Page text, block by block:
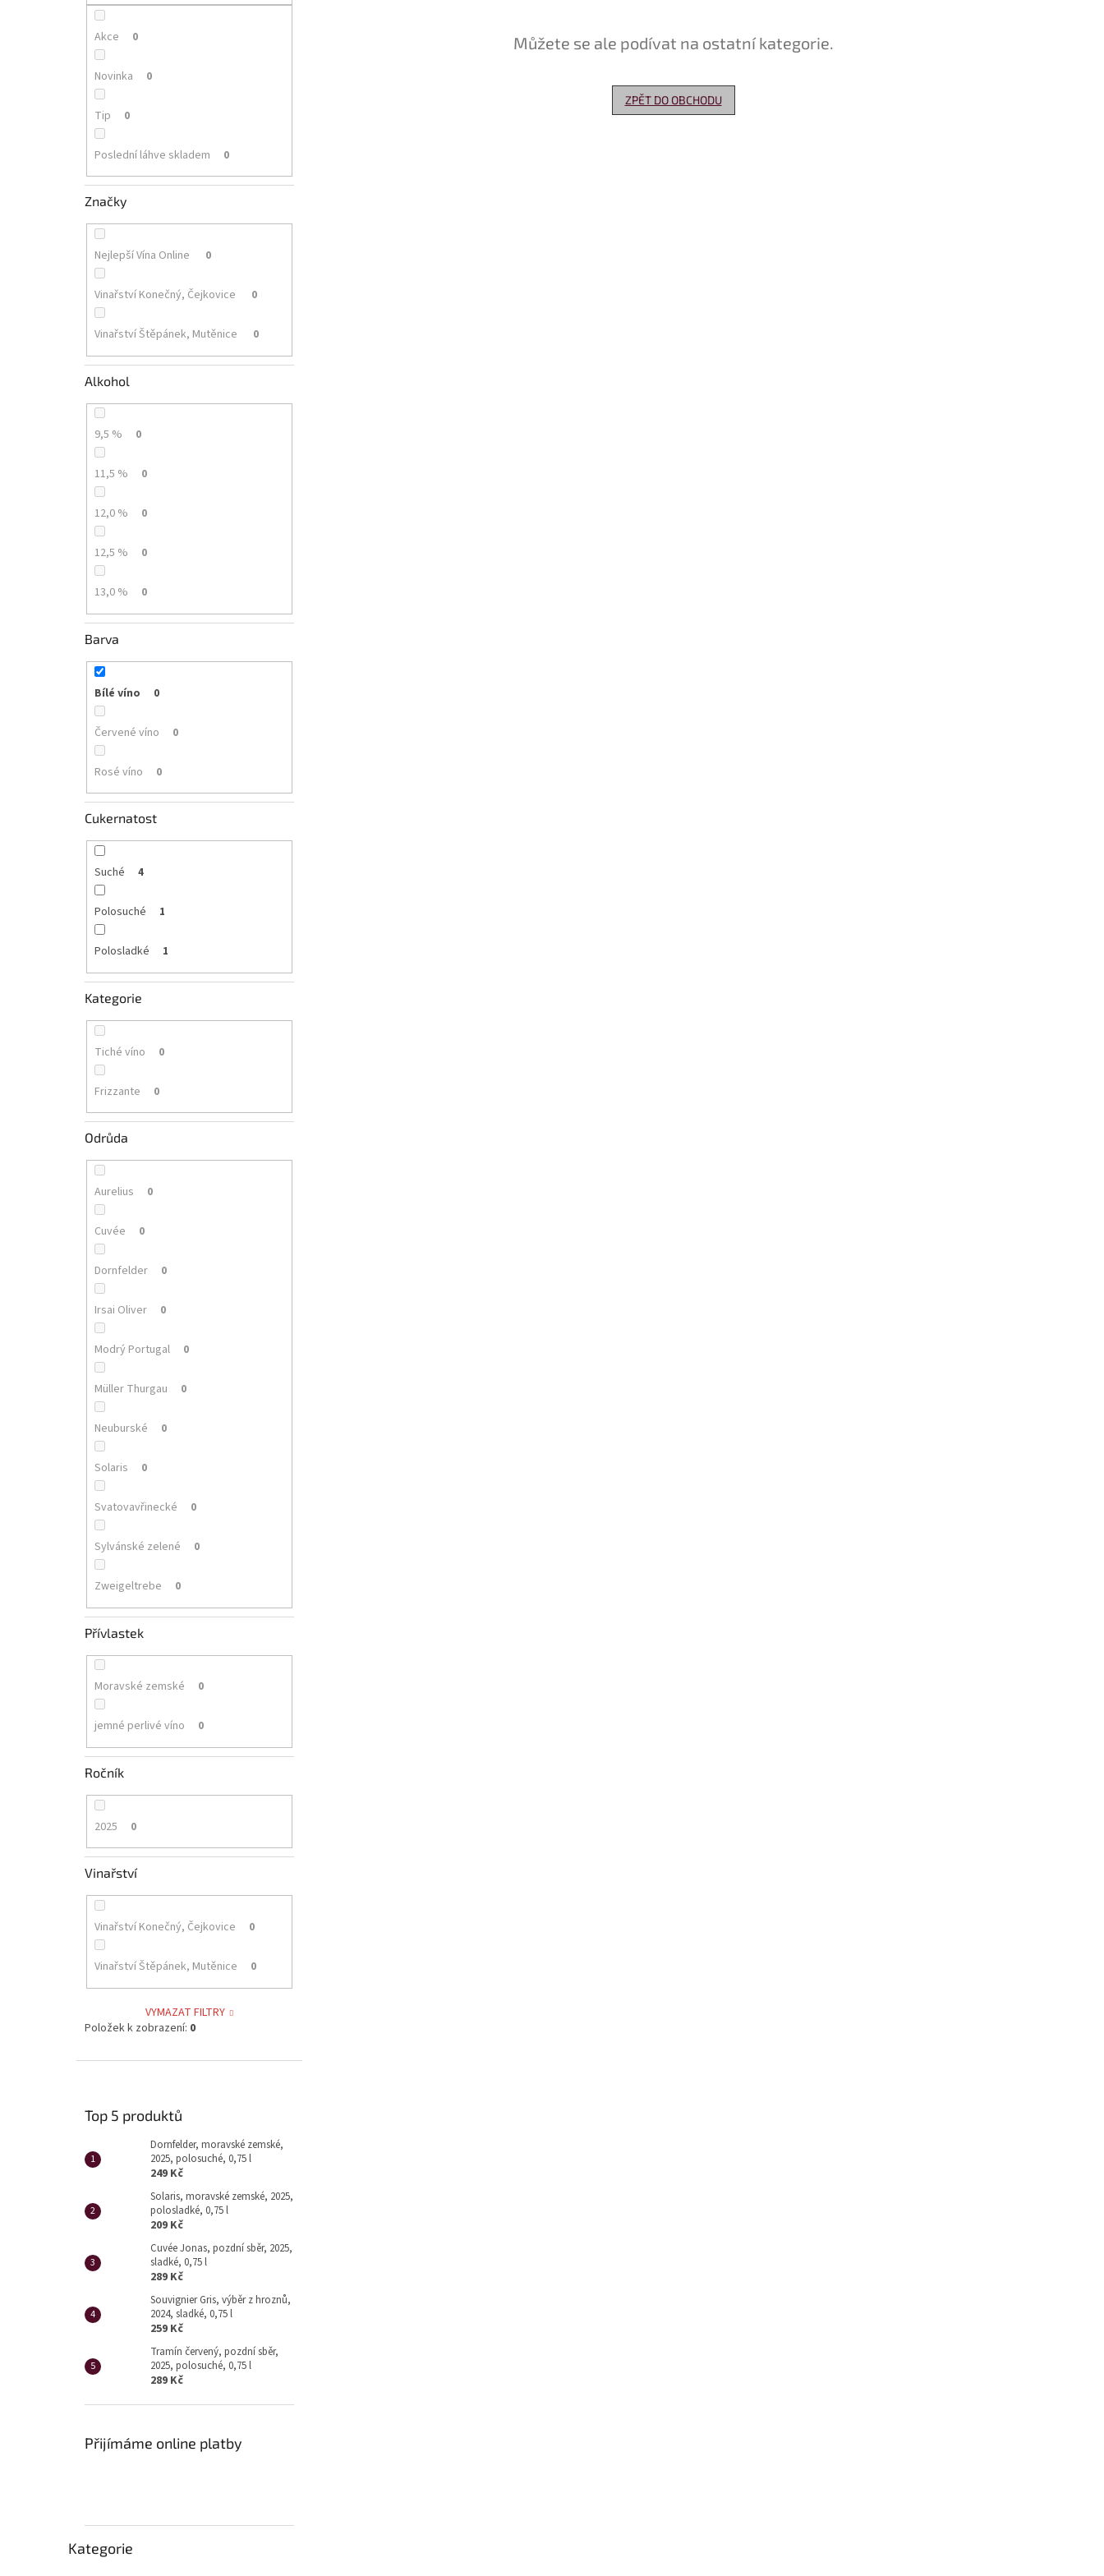
Akce 0
Novinka 0
Tip 0
Poslední láhve skladem 0
Značky
Nejlepší Vína Online 0
Vinařství Konečný, Čejkovice 0
Vinařství Štěpánek, Mutěnice 0
Alkohol
9,5 % 0
11,5 % 0
12,0 % 0
12,5 % 0
13,0 % 0
Barva
Bílé víno 0
Červené víno 0
Rosé víno 0
Cukernatost
Suché 4
Polosuché 1
Polosladké 1
Kategorie
Tiché víno 0
Frizzante 0
Odrůda
Aurelius 0
Cuvée 0
Dornfelder 0
Irsai Oliver 0
Modrý Portugal 0
Müller Thurgau 0
Neuburské 0
Solaris 0
Svatovavřinecké 0
Sylvánské zelené 0
Zweigeltrebe 0
Přívlastek
Moravské zemské 0
jemné perlivé víno 0
Ročník
2025 0
Vinařství
Vinařství Konečný, Čejkovice 0
Vinařství Štěpánek, Mutěnice 0
VYMAZAT FILTRY
Položek k zobrazení: 0
Top 5 produktů
Dornfelder, moravské zemské,
2025, polosuché, 0,75 l
249 Kč
Solaris, moravské zemské, 2025,
polosladké, 0,75 l
209 Kč
Cuvée Jonas, pozdní sběr, 2025,
sladké, 0,75 l
289 Kč
Souvignier Gris, výběr z hroznů,
2024, sladké, 0,75 l
259 Kč
Tramín červený, pozdní sběr,
2025, polosuché, 0,75 l
289 Kč
Přijímáme online platby
Přeskočit
kategorie
Kategorie
Můžete se ale podívat na ostatní kategorie.
ZPĚT DO OBCHODU